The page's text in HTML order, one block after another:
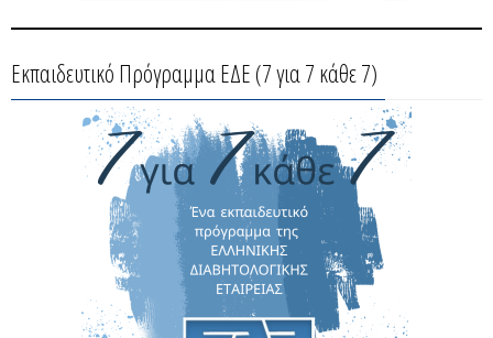
Εκπαιδευτικό Πρόγραμμα ΕΔΕ (7 για 7 κάθε 7)